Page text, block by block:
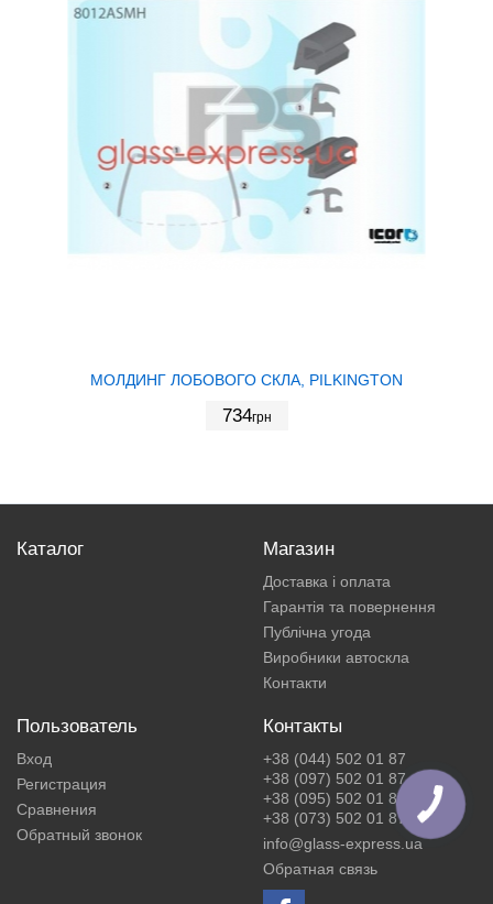
МОЛДИНГ ЛОБОВОГО СКЛА, PILKINGTON
734грн
Каталог Магазин
Доставка і оплата
Гарантія та повернення
Публічна угода
Виробники автоскла
Контакти
Пользователь
Вход
Регистрация
Сравнения
Обратный звонок
Контакты
+38 (044) 502 01 87
+38 (097) 502 01 87
+38 (095) 502 01 87
+38 (073) 502 01 87
info@glass-express.ua
Обратная связь